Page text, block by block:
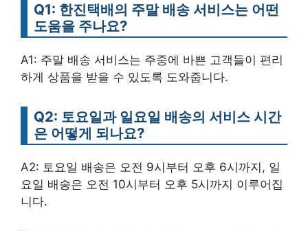
Q1: 한진택배의 주말 배송 서비스는 어떤
도움을 주나요?
A1: 주말 배송 서비스는 주중에 바쁜 고객들이 편리
하게 상품을 받을 수 있도록 도와줍니다.
Q2: 토요일과 일요일 배송의 서비스 시간
은 어떻게 되나요?
A2: 토요일 배송은 오전 9시부터 오후 6시까지, 일
요일 배송은 오전 10시부터 오후 5시까지 이루어집
니다.